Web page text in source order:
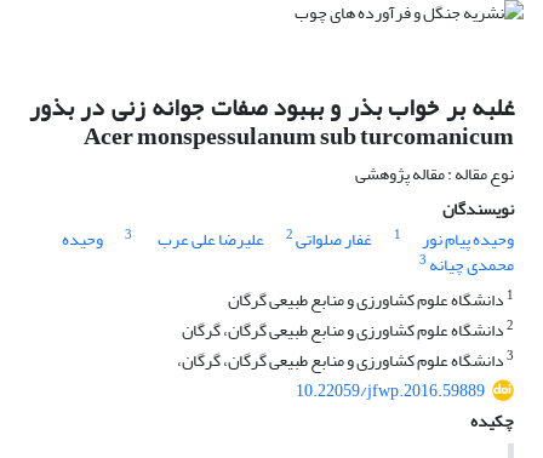
غلبه بر خواب بذر و بهبود صفات جوانه زنی در بذور
Acer monspessulanum sub turcomanicum
نوع مقاله : مقاله پژوهشی
نویسندگان
وحیده پیام نور
1 غفار صلواتی2 علیرضا علی عرب 3 وحیده
محمدی چیانه 3
1 دانشگاه علوم کشاورزی و منابع طبیعی گرگان
2دانشگاه علوم کشاورزی و منابع طبیعی گرگان، گرگان
3دانشگاه علوم کشاورزی و منابع طبیعی گرگان، گرگان،
10.22059/jfwp.2016.59889
چکیده